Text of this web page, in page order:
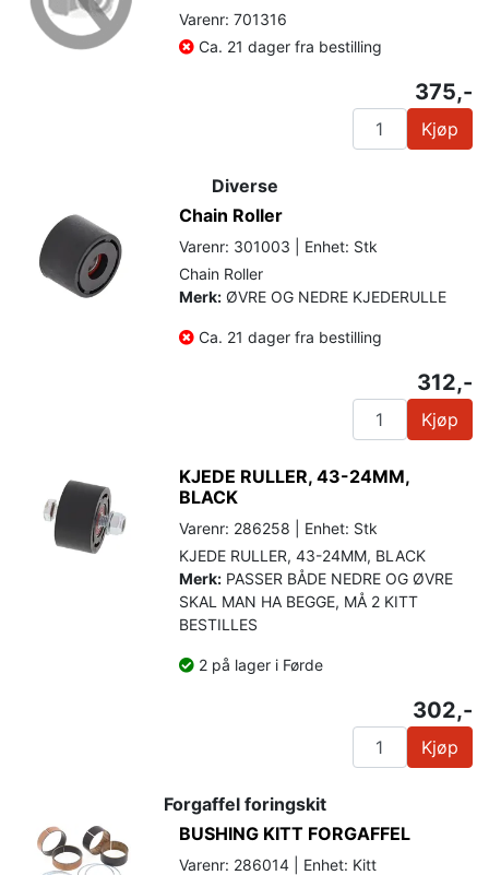
Varenr: 701316
Ca. 21 dager fra bestilling
375,-
Kjøp
Diverse
Chain Roller
Varenr: 301003 | Enhet: Stk
Chain Roller
Merk: ØVRE OG NEDRE KJEDERULLE
Ca. 21 dager fra bestilling
312,-
Kjøp
KJEDE RULLER, 43-24MM,
BLACK
Varenr: 286258 | Enhet: Stk
KJEDE RULLER, 43-24MM, BLACK
Merk: PASSER BÅDE NEDRE OG ØVRE
SKAL MAN HA BEGGE, MÅ 2 KITT
BESTILLES
2 på lager i Førde
302,-
Kjøp
Forgaffel foringskit
BUSHING KITT FORGAFFEL
Varenr: 286014 | Enhet: Kitt